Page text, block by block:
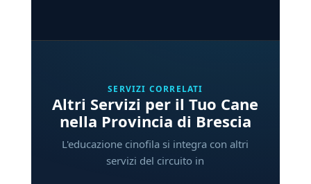
SERVIZI CORRELATI
Altri Servizi per il Tuo Cane
nella Provincia di Brescia
L'educazione cinofila si integra con altri
servizi del circuito in